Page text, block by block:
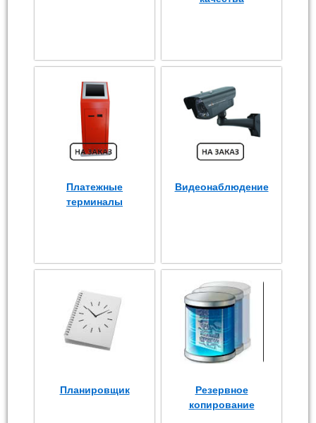
Платежные
терминалы
Видеонаблюдение
Планировщик
Резервное
копирование